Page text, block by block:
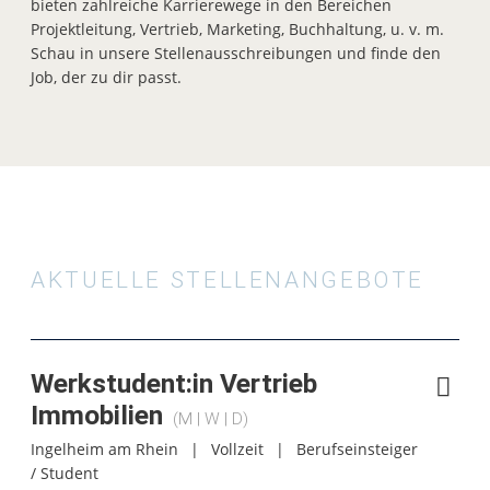
bieten zahlreiche Karrierewege in den Bereichen
Projektleitung, Vertrieb, Marketing, Buchhaltung, u. v. m.
Schau in unsere Stellenausschreibungen und finde den
Job, der zu dir passt.
AKTUELLE STELLENANGEBOTE
Werkstudent:in Vertrieb
Immobilien
(M | W | D)
Ingelheim am Rhein | Vollzeit |
Berufseinsteiger
/ Student